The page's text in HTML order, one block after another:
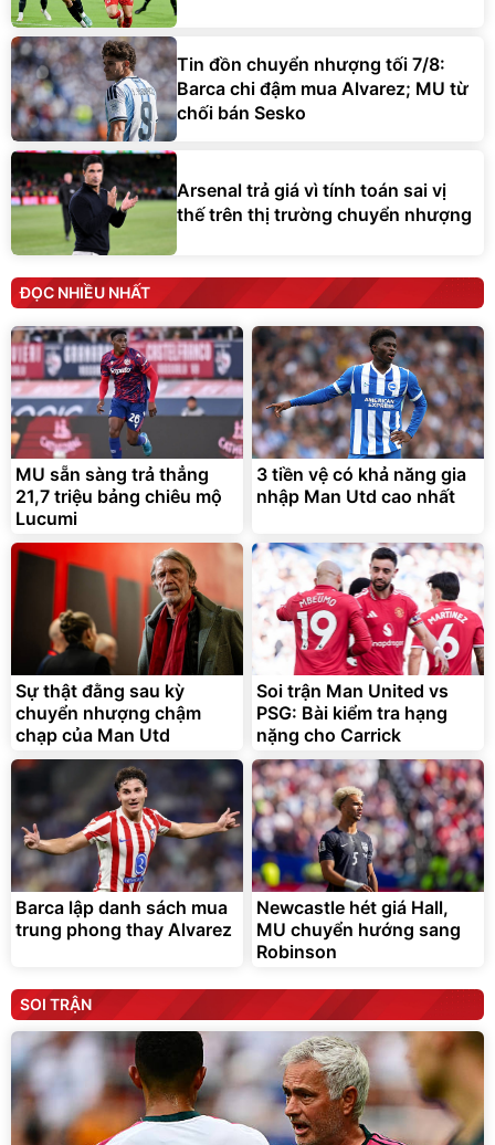
Tin đồn chuyển nhượng tối 7/8:
Barca chi đậm mua Alvarez; MU từ
chối bán Sesko
Arsenal trả giá vì tính toán sai vị
thế trên thị trường chuyển nhượng
ĐỌC NHIỀU NHẤT
MU sẵn sàng trả thẳng
21,7 triệu bảng chiêu mộ
Lucumi
3 tiền vệ có khả năng gia
nhập Man Utd cao nhất
Sự thật đằng sau kỳ
chuyển nhượng chậm
chạp của Man Utd
Soi trận Man United vs
PSG: Bài kiểm tra hạng
nặng cho Carrick
Barca lập danh sách mua
trung phong thay Alvarez
Newcastle hét giá Hall,
MU chuyển hướng sang
Robinson
SOI TRẬN